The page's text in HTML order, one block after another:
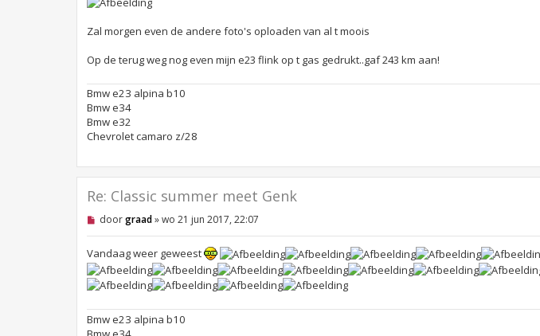
Zal morgen even de andere foto's oploaden van al t moois
Op de terug weg nog even mijn e23 flink op t gas gedrukt..gaf 243 km aan!
Bmw e23 alpina b10
Bmw e34
Bmw e32
Chevrolet camaro z/28
Re: Classic summer meet Genk
O
g
e
l
e
z
n
b
e
doorgraad»wo 21 jun 2017, 22:07
Vandaag weer geweest
Bmw e23 alpina b10